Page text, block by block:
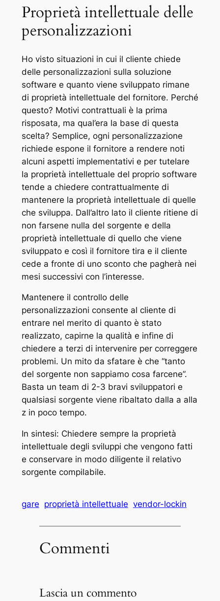
Proprietà intellettuale delle
personalizzazioni
Ho visto situazioni in cui il cliente chiede
delle personalizzazioni sulla soluzione
software e quanto viene sviluppato rimane
di proprietà intellettuale del fornitore. Perché
questo? Motivi contrattuali è la prima
risposata, ma qual’era la base di questa
scelta? Semplice, ogni personalizzazione
richiede espone il fornitore a rendere noti
alcuni aspetti implementativi e per tutelare
la proprietà intellettuale del proprio software
tende a chiedere contrattualmente di
mantenere la proprietà intellettuale di quelle
che sviluppa. Dall’altro lato il cliente ritiene di
non farsene nulla del sorgente e della
proprietà intellettuale di quello che viene
sviluppato e così il fornitore tira e il cliente
cede a fronte di uno sconto che pagherà nei
mesi successivi con l’interesse.
Mantenere il controllo delle
personalizzazioni consente al cliente di
entrare nel merito di quanto è stato
realizzato, capirne la qualità e infine di
chiedere a terzi di intervenire per correggere
problemi. Un mito da sfatare è che “tanto
del sorgente non sappiamo cosa farcene”.
Basta un team di 2-3 bravi sviluppatori e
qualsiasi sorgente viene ribaltato dalla a alla
z in poco tempo.
In sintesi: Chiedere sempre la proprietà
intellettuale degli sviluppi che vengono fatti
e conservare in modo diligente il relativo
sorgente compilabile.
gare proprietà intellettuale vendor-lockin
Commenti
Lascia un commento